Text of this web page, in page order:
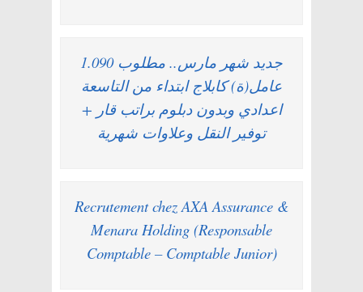
جديد شهر مارس.. مطلوب 1.090
عامل(ة) كابلاج ابتداء من التاسعة
اعدادي وبدون دبلوم براتب قار +
توفير النقل وعلاوات شهرية
Recrutement chez AXA Assurance &
Menara Holding (Responsable
Comptable – Comptable Junior)